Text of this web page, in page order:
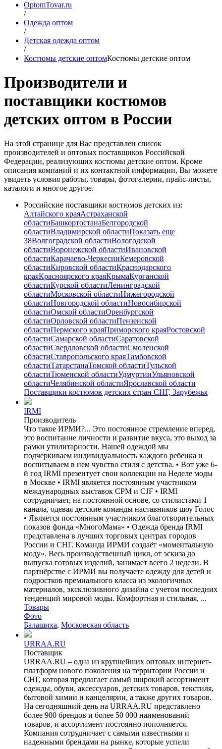
OptomTovar.ru
/
Одежда оптом
/
Детская одежда оптом
/
Костюмы детские оптомКостюмы детские оптом
Производители и
поставщики костюмов
детских оптом в России
На этой странице для Вас представлен список
производителей и оптовых поставщиков Российской
Федерации, реализующих костюмы детские оптом. Кроме
описания компаний и их контактной информации, Вы можете
увидеть условия работы, товары, фотогалерии, прайс-листы,
каталоги и многое другое.
Российские поставщики костюмов детских из:
Алтайского краяАстраханской
областиБашкортостанаБелгородской
областиВладимирской областиПоказать еще
38Волгоградской областиВологодской
областиВоронежской областиИвановской
областиКарачаево-ЧеркесииКемеровской
областиКировской областиКраснодарского
краяКрасноярского краяКрымаКурганской
областиКурской областиЛенинградской
областиМосковской областиНижегородской
областиНовгородской областиНовосибирской
областиОмской областиОренбургской
областиОрловской областиПензенской
областиПермского краяПриморского краяРостовской
областиСамарской областиСаратовской
областиСвердловской областиСмоленской
областиСтавропольского краяТамбовской
областиТатарстанаТомской областиТульской
областиТюменской областиУдмуртииУльяновской
областиЧелябинской областиЯрославской области
Поставщики костюмов детских стран СНГ, Зарубежья
IRMI
Производитель
Что такое ИРМИ?... Это постоянное стремление вперед,
это воспитание личности и развитие вкуса, это выход за
рамки утилитарности. Нашей одеждой мы
подчеркиваем индивидуальность каждого ребенка и
воспитываем в нем чувство стиля с детства. • Вот уже 6-
й год IRMI презентует свои коллекции на Неделе моды
в Москве • IRMI является постоянным участником
международных выставок CPM и CJF • IRMI
сотрудничает, на постоянной основе, со стилистами 1
канала, одевая детские команды наставников шоу Голос
• Является постоянным участником благотворительных
показов фонда «МногоМама» • Одежда бренда IRMI
представлена в лучших торговых центрах городов
России и СНГ. Команда ИРМИ создаёт «моментальную
моду». Весь производственный цикл, от эскиза до
выпуска готовых изделий, занимает всего 2 недели. В
партнёрстве с ИРМИ вы получаете одежду для детей и
подростков премиального класса из экологичных
материалов, эксклюзивного дизайна с учетом последних
тенденций мировой моды. Комфортная и стильная, ...
Товары
Фото
Балашиха, Московская область
URRAA.RU
Поставщик
URRAA.RU – одна из крупнейших оптовых интернет-
платформ нового поколения на территории России и
СНГ, которая предлагает самый широкий ассортимент
одежды, обуви, аксессуаров, детских товаров, текстиля,
бытовой химии и канцелярии, а также других товаров.
На сегодняшний день на URRAA.RU представлено
более 900 брендов и более 50 000 наименований
товаров, и ассортимент постоянно пополняется.
Компания сотрудничает с самыми известными и
надежными брендами на рынке, которые успели